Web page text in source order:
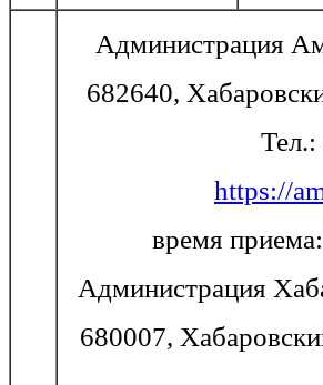
Администрация
682640,
https://
время
Администрация
680007,